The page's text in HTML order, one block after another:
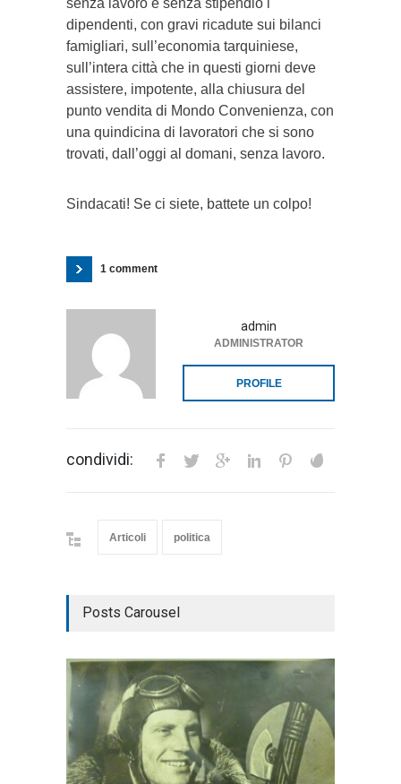
senza lavoro e senza stipendio i
dipendenti, con gravi ricadute sui bilanci
famigliari, sull’economia tarquiniese,
sull’intera città che in questi giorni deve
assistere, impotente, alla chiusura del
punto vendita di Mondo Convenienza, con
una quindicina di lavoratori che si sono
trovati, dall’oggi al domani, senza lavoro.
Sindacati! Se ci siete, battete un colpo!
1 comment
admin
ADMINISTRATOR
PROFILE
condividi:
Articoli politica
Posts Carousel